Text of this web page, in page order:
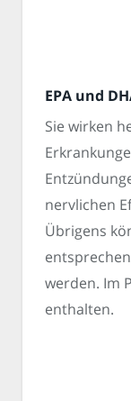
EPA und
Sie wirken
nervlichen
Übrigens
werden. Im
enthalten.